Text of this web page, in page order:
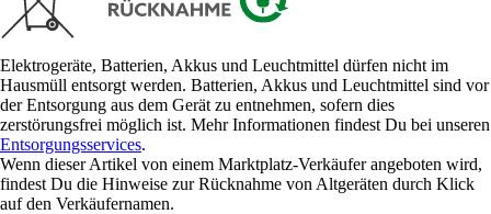
Elektrogeräte, Batterien, Akkus und Leuchtmittel dürfen nicht im
Hausmüll entsorgt werden. Batterien, Akkus und Leuchtmittel sind vor
der Entsorgung aus dem Gerät zu entnehmen, sofern dies
zerstörungsfrei möglich ist. Mehr Informationen findest Du bei unseren
Entsorgungsservices.
Wenn dieser Artikel von einem Marktplatz-Verkäufer angeboten wird,
findest Du die Hinweise zur Rücknahme von Altgeräten durch Klick
auf den Verkäufernamen.